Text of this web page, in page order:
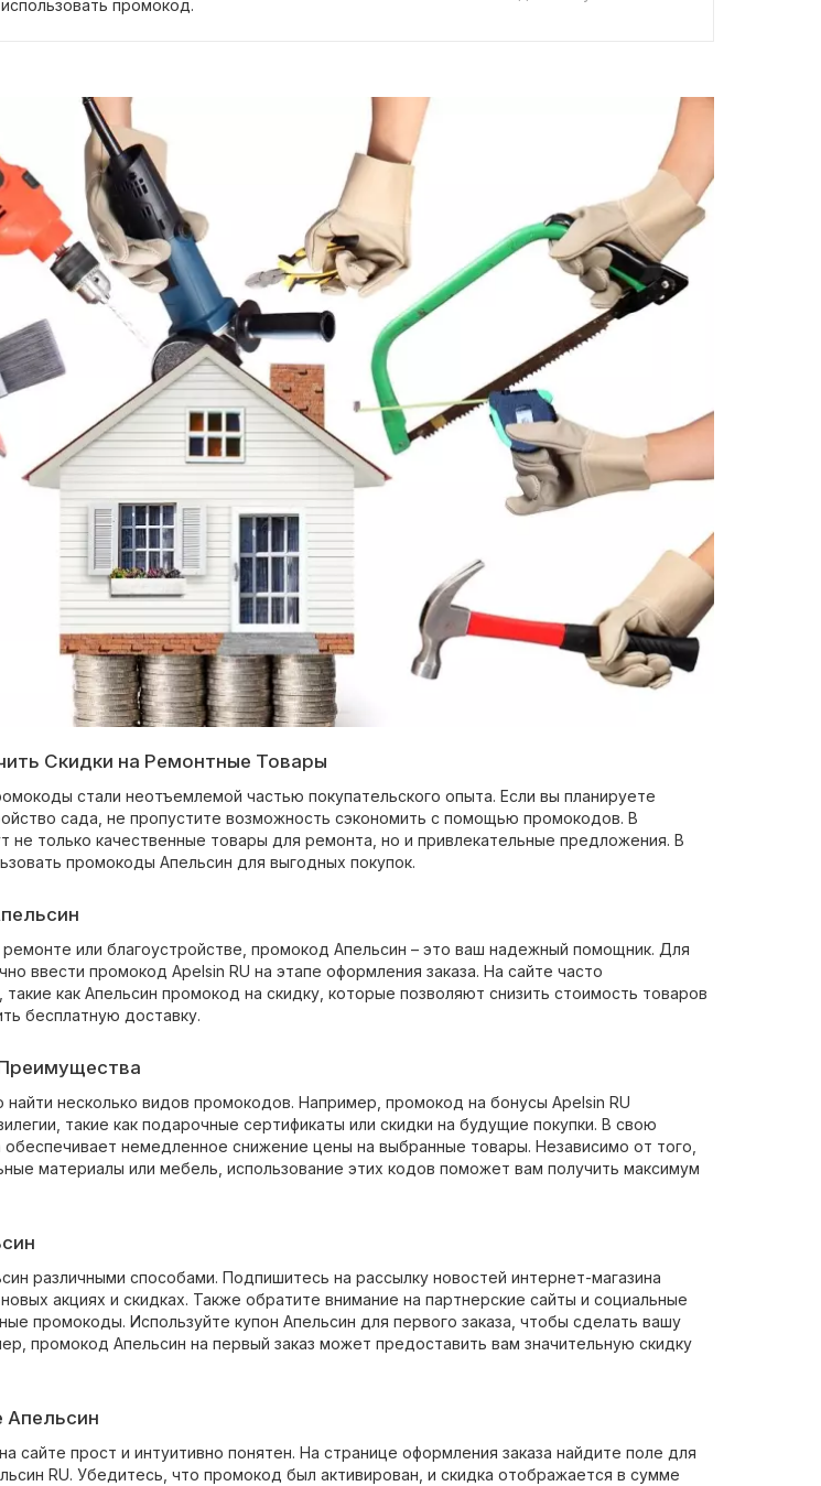
промокод.
Скидки на Ремонтные Товары
стали неотъемлемой частью покупательского опыта. Если вы планируете
сада, не пропустите возможность сэкономить с помощью промокодов. В
не только качественные товары для ремонта, но и привлекательные предложения. В
промокоды Апельсин для выгодных покупок.
или благоустройстве, промокод Апельсин – это ваш надежный помощник. Для
ввести промокод Apelsin RU на этапе оформления заказа. На сайте часто
как Апельсин промокод на скидку, которые позволяют снизить стоимость товаров
бесплатную доставку.
несколько видов промокодов. Например, промокод на бонусы Apelsin RU
такие как подарочные сертификаты или скидки на будущие покупки. В свою
немедленное снижение цены на выбранные товары. Независимо от того,
материалы или мебель, использование этих кодов поможет вам получить максимум
различными способами. Подпишитесь на рассылку новостей интернет-магазина
акциях и скидках. Также обратите внимание на партнерские сайты и социальные
промокоды. Используйте купон Апельсин для первого заказа, чтобы сделать вашу
промокод Апельсин на первый заказ может предоставить вам значительную скидку
Апельсин
сайте прост и интуитивно понятен. На странице оформления заказа найдите поле для
RU. Убедитесь, что промокод был активирован, и скидка отображается в сумме